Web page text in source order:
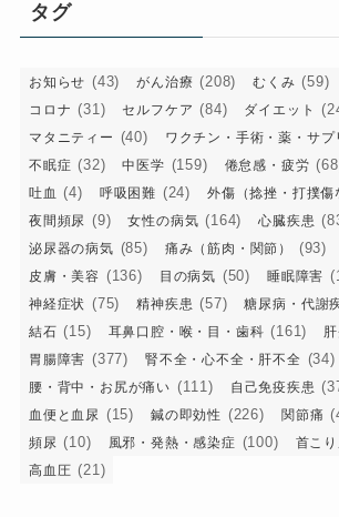
ー
タグ
お知らせ (43) がん治療 (208) むくみ (59)
コロナ (31) セルフケア (84) ダイエット
マタニティー (40) ワクチン・手術・薬・サプ
不眠症 (32) 中医学 (159) 倦怠感・疲労
吐血 (4) 呼吸困難 (24) 外傷（捻挫・打撲傷
夜間頻尿 (9) 女性の病気 (164) 心臓疾患
泌尿器の病気 (85) 痛み（筋肉・関節） (93)
皮膚・美容 (136) 目の病気 (50) 睡眠障害
神経症状 (75) 精神疾患 (57) 糖尿病・代謝
結石 (15) 耳鼻口腔・喉・目・歯科 (161)
胃腸障害 (377) 腎不全・心不全・肝不全 (34)
腰・背中・お尻が痛い (111) 自己免疫疾患
血便と血尿 (15) 鍼の即効性 (226) 関節痛
頻尿 (10) 風邪・発熱・感染症 (100) 首こ
高血圧 (21)